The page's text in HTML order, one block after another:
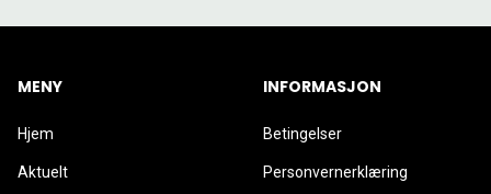
MENY
Hjem
Aktuelt
INFORMASJON
Betingelser
Personvernerklæring